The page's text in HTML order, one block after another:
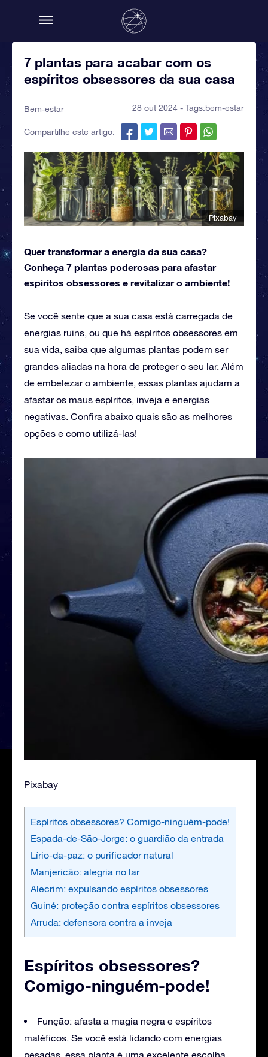
7 plantas para acabar com os
espíritos obsessores da sua casa
Bem-estar 28 out 2024 - Tags:bem-estar
Compartilhe este artigo:
Pixabay
Quer transformar a energia da sua casa?
Conheça 7 plantas poderosas para afastar
espíritos obsessores e revitalizar o ambiente!
Se você sente que a sua casa está carregada de
energias ruins, ou que há espíritos obsessores em
sua vida, saiba que algumas plantas podem ser
grandes aliadas na hora de proteger o seu lar. Além
de embelezar o ambiente, essas plantas ajudam a
afastar os maus espíritos, inveja e energias
negativas. Confira abaixo quais são as melhores
opções e como utilizá-las!
Pixabay
Espíritos obsessores? Comigo-ninguém-pode!
Espada-de-São-Jorge: o guardião da entrada
Lírio-da-paz: o purificador natural
Manjericão: alegria no lar
Alecrim: expulsando espíritos obsessores
Guiné: proteção contra espíritos obsessores
Arruda: defensora contra a inveja
Espíritos obsessores?
Comigo-ninguém-pode!
Função: afasta a magia negra e espíritos
maléficos. Se você está lidando com energias
pesadas, essa planta é uma excelente escolha.